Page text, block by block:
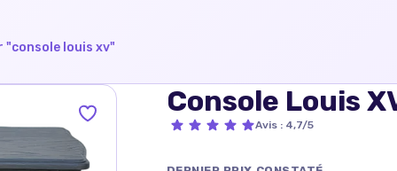
"console louis xv"
Console Louis
Avis: 4,7/5